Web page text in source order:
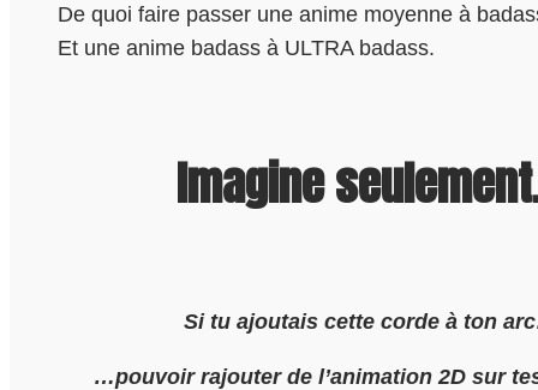
De quoi faire passer une anime moyenne à
Et une anime badass à ULTRA badass.
Imagine
Si tu ajoutais cette corde à ton
…pouvoir rajouter de l’animation 2D sur